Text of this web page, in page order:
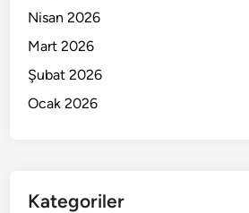
Nisan 2026
Mart 2026
Şubat 2026
Ocak 2026
Kategoriler